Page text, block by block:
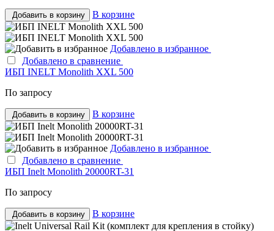
Добавить в корзину В корзине
Добавлено в избранное
Добавлено в сравнение
ИБП INELT Monolith XXL 500
По запросу
Добавить в корзину В корзине
Добавлено в избранное
Добавлено в сравнение
ИБП Inelt Monolith 20000RT-31
По запросу
Добавить в корзину В корзине